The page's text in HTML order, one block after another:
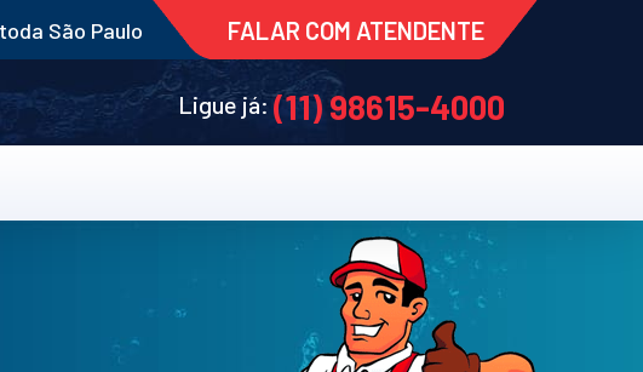
São Paulo FALAR COM ATENDENTE
Ligue já:(11) 98615-4000